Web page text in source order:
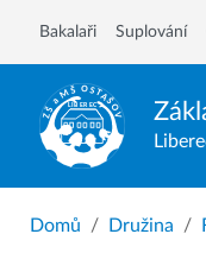
Bakalaři Suplování
Domů Družina